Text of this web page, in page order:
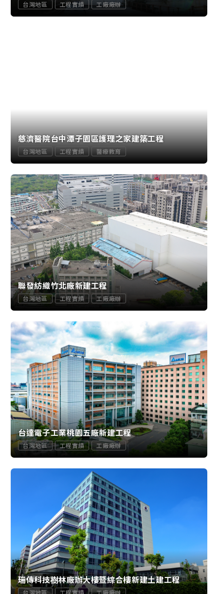
台灣地區 工程實績 工廠廠辦
慈濟醫院台中潭子園區護理之家建築工程
台灣地區 工程實績 醫療教育
聯發紡織竹北廠新建工程
台灣地區 工程實績 工廠廠辦
台達電子工業桃園五廠新建工程
台灣地區 工程實績 工廠廠辦
瑞傳科技樹林廠辦大樓暨綜合樓新建土建工程
台灣地區 工程實績 工廠廠辦